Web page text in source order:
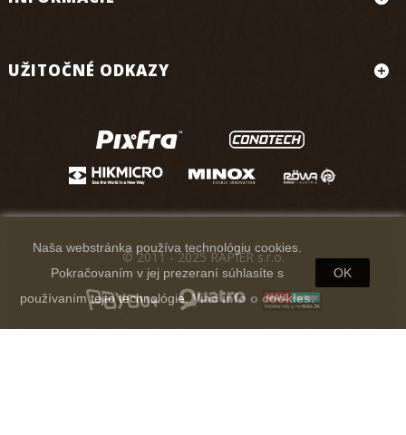
UŽITOČNÉ ODKAZY
Naša webstránka používa technológiu cookies.
Pokračovaním v jej prezeraní súhlasíte s
používaním tejto technológie.Viac info o cookies.
OK
© 2011 - 2025 RAPIER s.r.o.